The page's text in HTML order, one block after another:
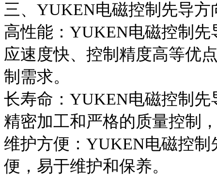
三、YUKEN电磁控制先导方
高性能：YUKEN电磁控制
应速度快、控制精度高等优
制需求。
长寿命：YUKEN电磁控制
精密加工和严格的质量控制
维护方便：YUKEN电磁控
便，易于维护和保养。